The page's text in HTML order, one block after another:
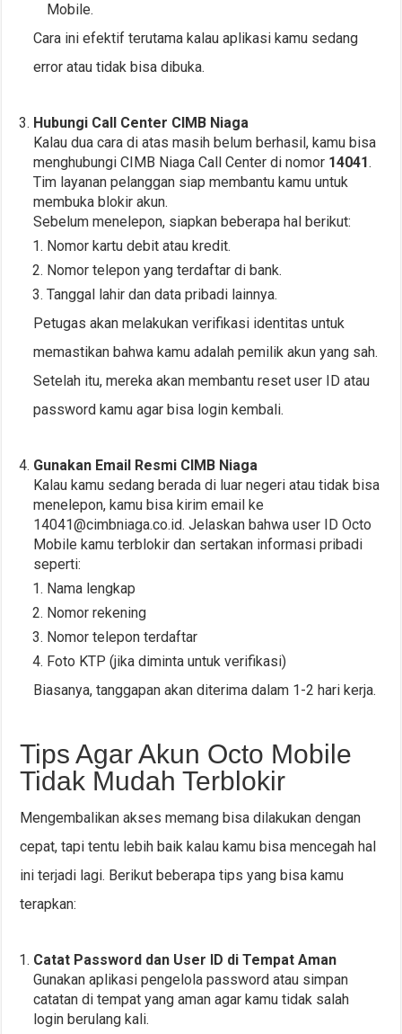
Mobile.
Cara ini efektif terutama kalau aplikasi kamu sedang
error atau tidak bisa dibuka.
Hubungi Call Center CIMB Niaga
Kalau dua cara di atas masih belum berhasil, kamu bisa
menghubungi CIMB Niaga Call Center di nomor 14041.
Tim layanan pelanggan siap membantu kamu untuk
membuka blokir akun.
Sebelum menelepon, siapkan beberapa hal berikut:
Nomor kartu debit atau kredit.
Nomor telepon yang terdaftar di bank.
Tanggal lahir dan data pribadi lainnya.
Petugas akan melakukan verifikasi identitas untuk
memastikan bahwa kamu adalah pemilik akun yang sah.
Setelah itu, mereka akan membantu reset user ID atau
password kamu agar bisa login kembali.
Gunakan Email Resmi CIMB Niaga
Kalau kamu sedang berada di luar negeri atau tidak bisa
menelepon, kamu bisa kirim email ke
14041@cimbniaga.co.id. Jelaskan bahwa user ID Octo
Mobile kamu terblokir dan sertakan informasi pribadi
seperti:
Nama lengkap
Nomor rekening
Nomor telepon terdaftar
Foto KTP (jika diminta untuk verifikasi)
Biasanya, tanggapan akan diterima dalam 1-2 hari kerja.
Tips Agar Akun Octo Mobile
Tidak Mudah Terblokir
Mengembalikan akses memang bisa dilakukan dengan
cepat, tapi tentu lebih baik kalau kamu bisa mencegah hal
ini terjadi lagi. Berikut beberapa tips yang bisa kamu
terapkan:
Catat Password dan User ID di Tempat Aman
Gunakan aplikasi pengelola password atau simpan
catatan di tempat yang aman agar kamu tidak salah
login berulang kali.